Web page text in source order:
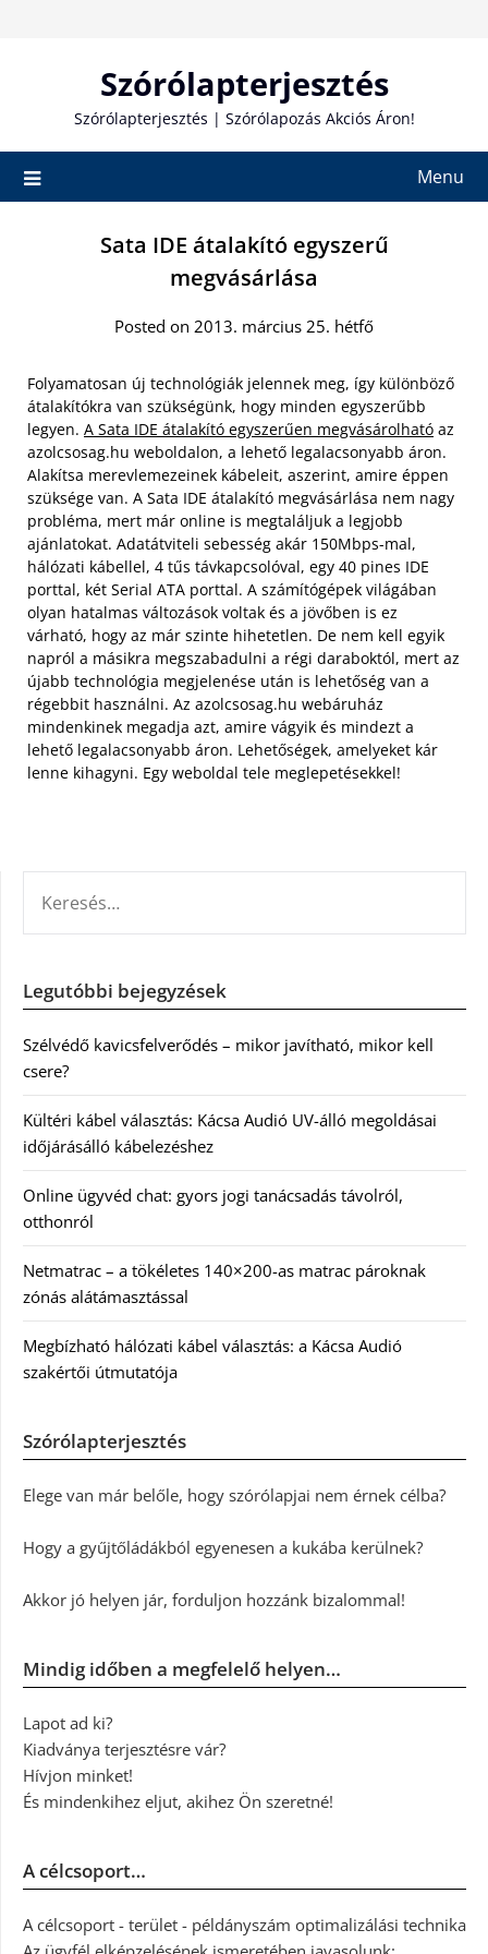
Szórólapterjesztés
Szórólapterjesztés | Szórólapozás Akciós Áron!
Menu
Sata IDE átalakító egyszerű
megvásárlása
Posted on 2013. március 25. hétfő
Folyamatosan új technológiák jelennek meg, így különböző
átalakítókra van szükségünk, hogy minden egyszerűbb
legyen. A Sata IDE átalakító egyszerűen megvásárolható az
azolcsosag.hu weboldalon, a lehető legalacsonyabb áron.
Alakítsa merevlemezeinek kábeleit, aszerint, amire éppen
szüksége van. A Sata IDE átalakító megvásárlása nem nagy
probléma, mert már online is megtaláljuk a legjobb
ajánlatokat. Adatátviteli sebesség akár 150Mbps-mal,
hálózati kábellel, 4 tűs távkapcsolóval, egy 40 pines IDE
porttal, két Serial ATA porttal. A számítógépek világában
olyan hatalmas változások voltak és a jövőben is ez
várható, hogy az már szinte hihetetlen. De nem kell egyik
napról a másikra megszabadulni a régi daraboktól, mert az
újabb technológia megjelenése után is lehetőség van a
régebbit használni. Az azolcsosag.hu webáruház
mindenkinek megadja azt, amire vágyik és mindezt a
lehető legalacsonyabb áron. Lehetőségek, amelyeket kár
lenne kihagyni. Egy weboldal tele meglepetésekkel!
Legutóbbi bejegyzések
Szélvédő kavicsfelverődés – mikor javítható, mikor kell
csere?
Kültéri kábel választás: Kácsa Audió UV-álló megoldásai
időjárásálló kábelezéshez
Online ügyvéd chat: gyors jogi tanácsadás távolról,
otthonról
Netmatrac – a tökéletes 140×200-as matrac pároknak
zónás alátámasztással
Megbízható hálózati kábel választás: a Kácsa Audió
szakértői útmutatója
Szórólapterjesztés
Elege van már belőle, hogy szórólapjai nem érnek célba?
Hogy a gyűjtőládákból egyenesen a kukába kerülnek?
Akkor jó helyen jár, forduljon hozzánk bizalommal!
Mindig időben a megfelelő helyen…
Lapot ad ki?
Kiadványa terjesztésre vár?
Hívjon minket!
És mindenkihez eljut, akihez Ön szeretné!
A célcsoport…
A célcsoport - terület - példányszám optimalizálási technika